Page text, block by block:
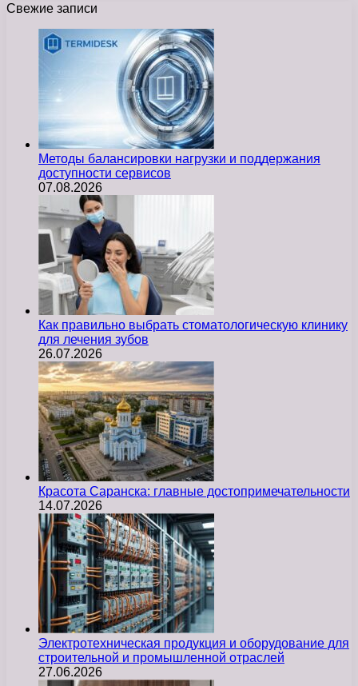
Свежие записи
Методы балансировки нагрузки и поддержания
доступности сервисов
07.08.2026
Как правильно выбрать стоматологическую клинику
для лечения зубов
26.07.2026
Красота Саранска: главные достопримечательности
14.07.2026
Электротехническая продукция и оборудование для
строительной и промышленной отраслей
27.06.2026